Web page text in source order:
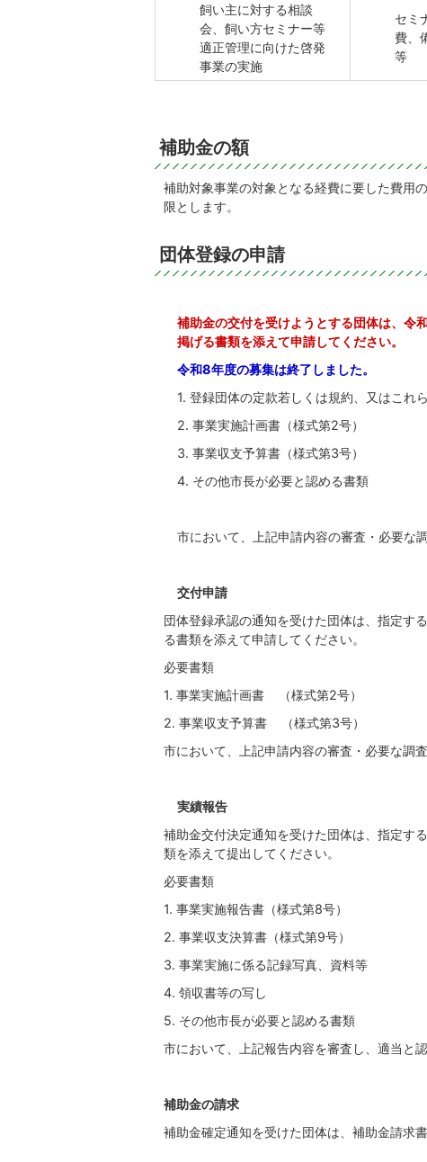
飼い主に対する相談
会、飼い方セミナー等
適正管理に向けた啓発
事業の実施
セミ
費、
等
補助金の額
補助対象事業の対象となる経費に要した費用
限とします。
団体登録の申請
補助金の交付を受けようとする団体は、令
掲げる書類を添えて申請してください。
令和8年度の募集は終了しました。
1. 登録団体の定款若しくは規約、又はこれ
2. 事業実施計画書（様式第2号）
3. 事業収支予算書（様式第3号）
4. その他市長が必要と認める書類
市において、上記申請内容の審査・必要な
交付申請
団体登録承認の通知を受けた団体は、指定す
る書類を添えて申請してください。
必要書類
1. 事業実施計画書 （様式第2号）
2. 事業収支予算書 （様式第3号）
市において、上記申請内容の審査・必要な調
実績報告
補助金交付決定通知を受けた団体は、指定す
類を添えて提出してください。
必要書類
1. 事業実施報告書（様式第8号）
2. 事業収支決算書（様式第9号）
3. 事業実施に係る記録写真、資料等
4. 領収書等の写し
5. その他市長が必要と認める書類
市において、上記報告内容を審査し、適当と
補助金の請求
補助金確定通知を受けた団体は、補助金請求